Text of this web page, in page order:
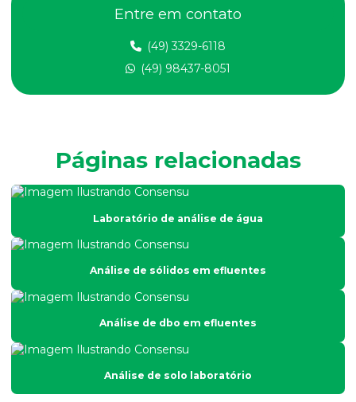
Análise de dbo em efluentes
Análise de dqo em efluente
Análise de efluentes líquidos
Análise de esgoto
Análise de fertilidade do solo
Análise física do solo
Análise granulométrica
Entre em contato
(49) 3329-6118
(49) 98437-8051
Páginas relacionadas
Laboratório de análise de água
Análise de sólidos em efluentes
Análise de dbo em efluentes
Análise de solo laboratório